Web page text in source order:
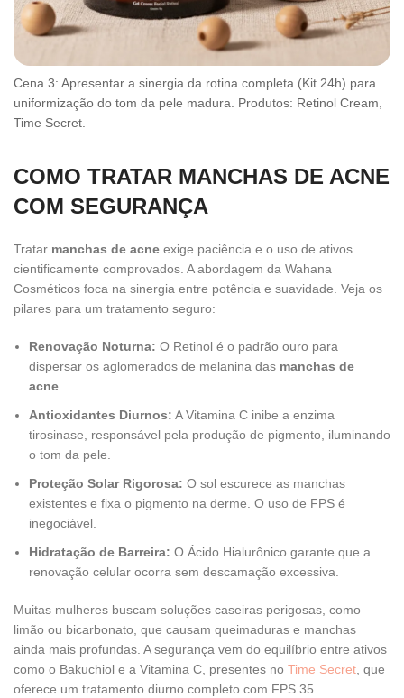
Cena 3: Apresentar a sinergia da rotina completa (Kit 24h) para
uniformização do tom da pele madura. Produtos: Retinol Cream,
Time Secret.
COMO TRATAR MANCHAS DE ACNE
COM SEGURANÇA
Tratar manchas de acne exige paciência e o uso de ativos
cientificamente comprovados. A abordagem da Wahana
Cosméticos foca na sinergia entre potência e suavidade. Veja os
pilares para um tratamento seguro:
Renovação Noturna: O Retinol é o padrão ouro para
dispersar os aglomerados de melanina das manchas de
acne.
Antioxidantes Diurnos: A Vitamina C inibe a enzima
tirosinase, responsável pela produção de pigmento, iluminando
o tom da pele.
Proteção Solar Rigorosa: O sol escurece as manchas
existentes e fixa o pigmento na derme. O uso de FPS é
inegociável.
Hidratação de Barreira: O Ácido Hialurônico garante que a
renovação celular ocorra sem descamação excessiva.
Muitas mulheres buscam soluções caseiras perigosas, como
limão ou bicarbonato, que causam queimaduras e manchas
ainda mais profundas. A segurança vem do equilíbrio entre ativos
como o Bakuchiol e a Vitamina C, presentes no Time Secret, que
oferece um tratamento diurno completo com FPS 35.